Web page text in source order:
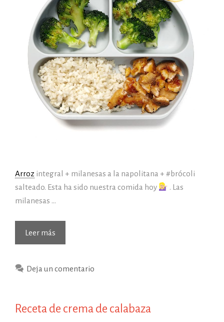
Arroz integral + milanesas a la napolitana + #brócoli
salteado. Esta ha sido nuestra comida hoy
. Las
milanesas …
Leer más
Deja un comentario
Receta de crema de calabaza